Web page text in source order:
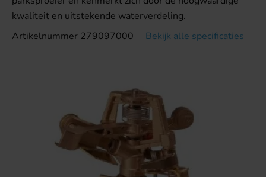
kwaliteit en uitstekende waterverdeling.
Artikelnummer 279097000
Bekijk alle specificaties